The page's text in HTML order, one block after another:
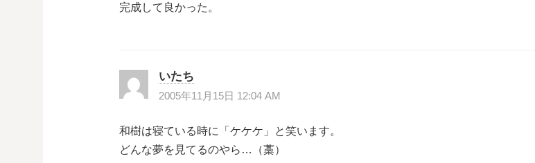
完成して良かった。
いたち
2005年11月15日 12:04 AM
和樹は寝ている時に「ケケケ」と笑います。
どんな夢を見てるのやら…（藁）